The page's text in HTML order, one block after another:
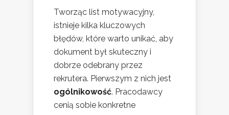
Tworząc list motywacyjny,
istnieje kilka kluczowych
błędów, które warto unikać, aby
dokument był skuteczny i
dobrze odebrany przez
rekrutera. Pierwszym z nich jest
ogólnikowość. Pracodawcy
cenią sobie konkretne